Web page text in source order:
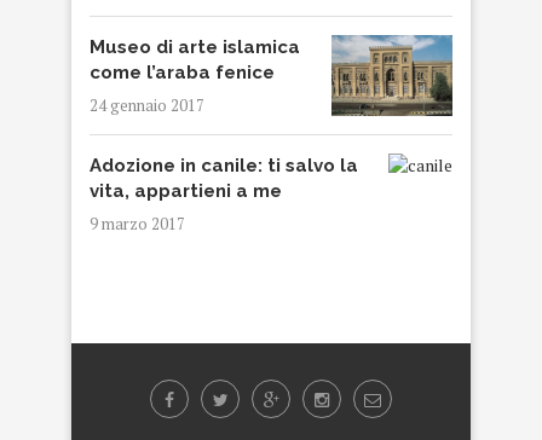
Museo di arte islamica
come l’araba fenice
24 gennaio 2017
Adozione in canile: ti salvo la
vita, appartieni a me
9 marzo 2017